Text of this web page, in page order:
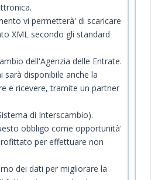
vi permetterà' di scaricare
XML secondo gli standard
dell'Agenzia delle Entrate.
sarà disponibile anche la
e ricevere, tramite un partner
di Interscambio).
obbligo come opportunità'
per effettuare non
dei dati per migliorare la